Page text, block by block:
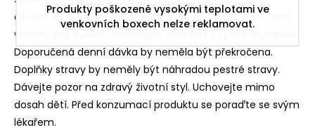
Produkty poškozené vysokými teplotami ve
venkovních boxech nelze reklamovat.
dětem do 12 let a v těhotenství. Jen pro orální užití, není
vhodný pro injekce. Neužívejte více než 2 týdny najednou.
Doporučená denní dávka by neměla být překročena.
Doplňky stravy by neměly být náhradou pestré stravy.
Dávejte pozor na zdravý životní styl. Uchovejte mimo
dosah dětí. Před konzumací produktu se poraďte se svým
lékařem.